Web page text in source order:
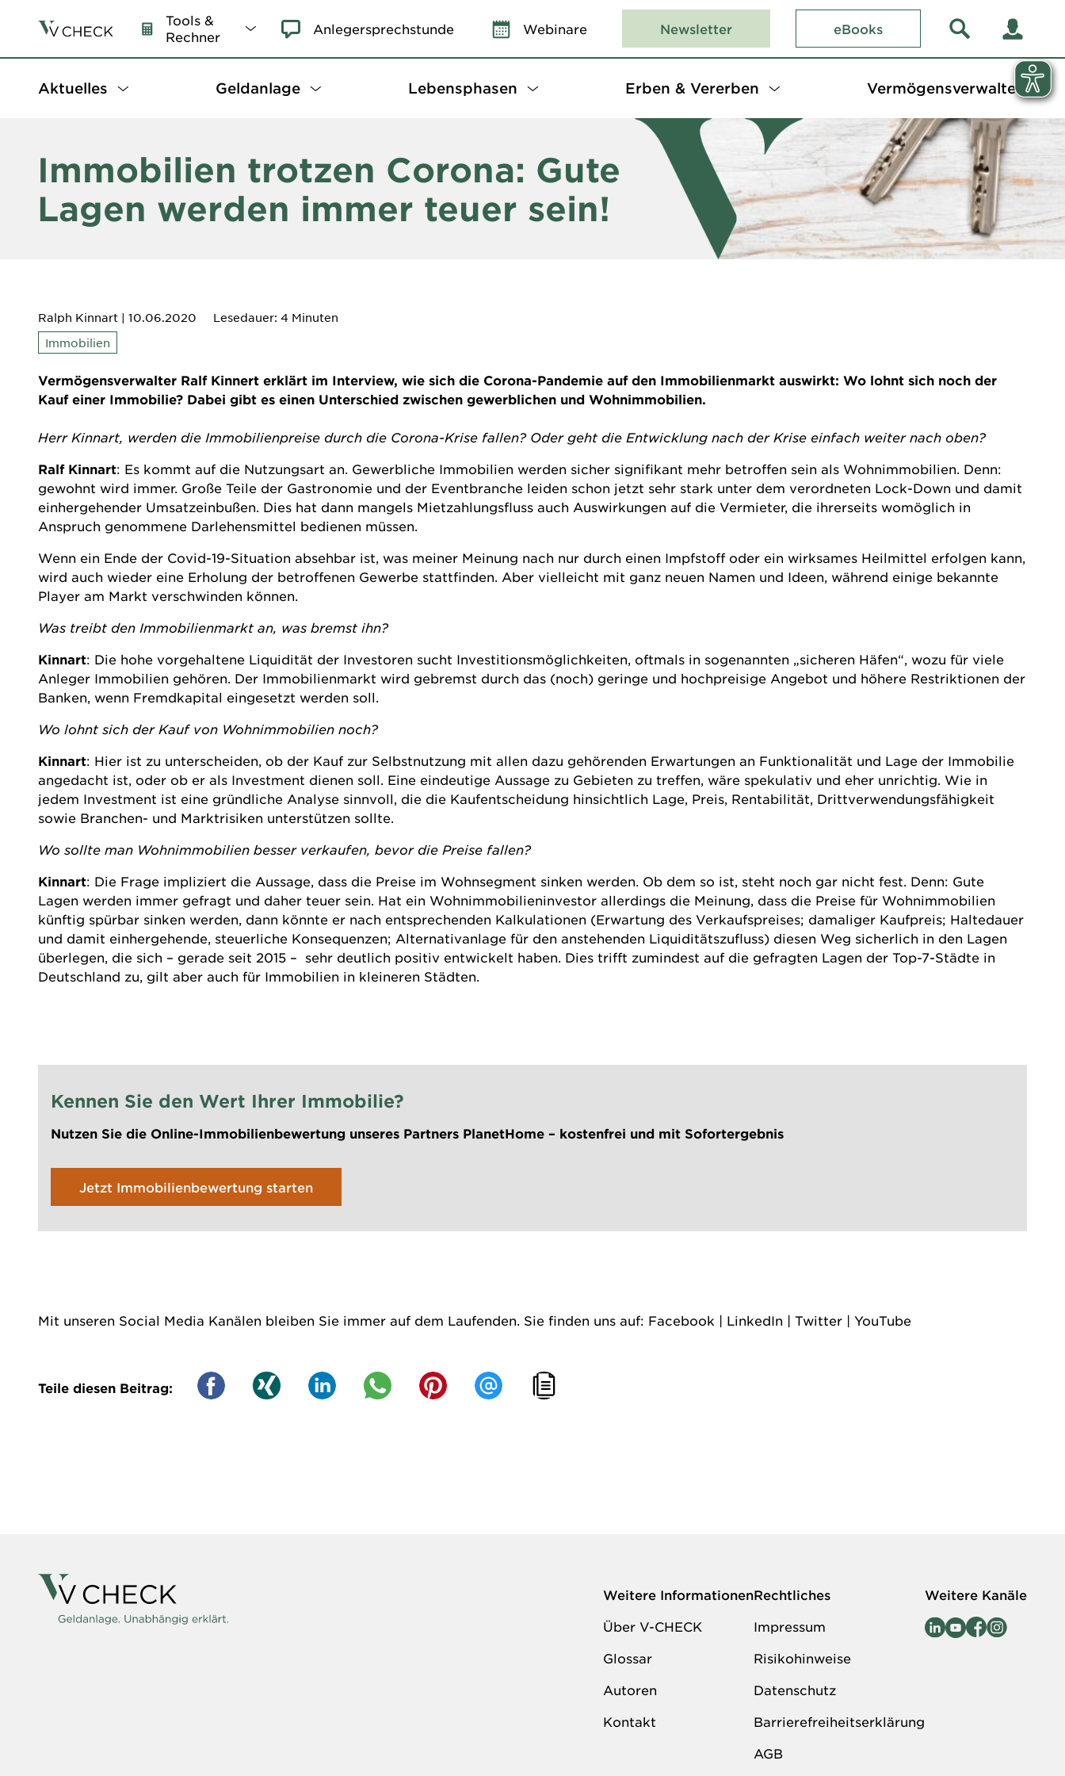
Tools &
Rechner
Anlegersprechstunde Webinare Newsletter eBooks
Aktuelles Geldanlage Lebensphasen Erben & Vererben Vermögensverwalter
Immobilien trotzen Corona: Gute
Lagen werden immer teuer sein!
Ralph Kinnart | 10.06.2020
Lesedauer: 4 Minuten
Immobilien
Vermögensverwalter Ralf Kinnert erklärt im Interview, wie sich die Corona-Pandemie auf den Immobilienmarkt auswirkt: Wo lohnt sich noch der
Kauf einer Immobilie? Dabei gibt es einen Unterschied zwischen gewerblichen und Wohnimmobilien.
Herr Kinnart, werden die Immobilienpreise durch die Corona-Krise fallen? Oder geht die Entwicklung nach der Krise einfach weiter nach oben?
Ralf Kinnart: Es kommt auf die Nutzungsart an. Gewerbliche Immobilien werden sicher signifikant mehr betroffen sein als Wohnimmobilien. Denn:
gewohnt wird immer. Große Teile der Gastronomie und der Eventbranche leiden schon jetzt sehr stark unter dem verordneten Lock-Down und damit
einhergehender Umsatzeinbußen. Dies hat dann mangels Mietzahlungsfluss auch Auswirkungen auf die Vermieter, die ihrerseits womöglich in
Anspruch genommene Darlehensmittel bedienen müssen.
Wenn ein Ende der Covid-19-Situation absehbar ist, was meiner Meinung nach nur durch einen Impfstoff oder ein wirksames Heilmittel erfolgen kann,
wird auch wieder eine Erholung der betroffenen Gewerbe stattfinden. Aber vielleicht mit ganz neuen Namen und Ideen, während einige bekannte
Player am Markt verschwinden können.
Was treibt den Immobilienmarkt an, was bremst ihn?
Kinnart: Die hohe vorgehaltene Liquidität der Investoren sucht Investitionsmöglichkeiten, oftmals in sogenannten „sicheren Häfen“, wozu für viele
Anleger Immobilien gehören. Der Immobilienmarkt wird gebremst durch das (noch) geringe und hochpreisige Angebot und höhere Restriktionen der
Banken, wenn Fremdkapital eingesetzt werden soll.
Wo lohnt sich der Kauf von Wohnimmobilien noch?
Kinnart: Hier ist zu unterscheiden, ob der Kauf zur Selbstnutzung mit allen dazu gehörenden Erwartungen an Funktionalität und Lage der Immobilie
angedacht ist, oder ob er als Investment dienen soll. Eine eindeutige Aussage zu Gebieten zu treffen, wäre spekulativ und eher unrichtig. Wie in
jedem Investment ist eine gründliche Analyse sinnvoll, die die Kaufentscheidung hinsichtlich Lage, Preis, Rentabilität, Drittverwendungsfähigkeit
sowie Branchen- und Marktrisiken unterstützen sollte.
Wo sollte man Wohnimmobilien besser verkaufen, bevor die Preise fallen?
Kinnart: Die Frage impliziert die Aussage, dass die Preise im Wohnsegment sinken werden. Ob dem so ist, steht noch gar nicht fest. Denn: Gute
Lagen werden immer gefragt und daher teuer sein. Hat ein Wohnimmobilieninvestor allerdings die Meinung, dass die Preise für Wohnimmobilien
künftig spürbar sinken werden, dann könnte er nach entsprechenden Kalkulationen (Erwartung des Verkaufspreises; damaliger Kaufpreis; Haltedauer
und damit einhergehende, steuerliche Konsequenzen; Alternativanlage für den anstehenden Liquiditätszufluss) diesen Weg sicherlich in den Lagen
überlegen, die sich – gerade seit 2015 – sehr deutlich positiv entwickelt haben. Dies trifft zumindest auf die gefragten Lagen der Top-7-Städte in
Deutschland zu, gilt aber auch für Immobilien in kleineren Städten.
Kennen Sie den Wert Ihrer Immobilie?
Nutzen Sie die Online-Immobilienbewertung unseres Partners PlanetHome – kostenfrei und mit Sofortergebnis
Jetzt Immobilienbewertung starten
Mit unseren Social Media Kanälen bleiben Sie immer auf dem Laufenden. Sie finden uns auf: Facebook | LinkedIn | Twitter | YouTube
Teile diesen Beitrag:
Weitere Informationen
Über V-CHECK
Glossar
Autoren
Kontakt
Rechtliches
Impressum
Risikohinweise
Datenschutz
Barrierefreiheitserklärung
AGB
Weitere Kanäle